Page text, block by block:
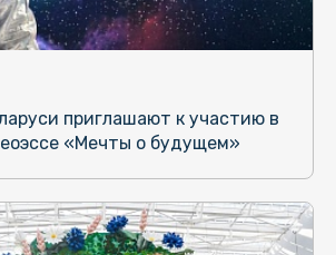
приглашают к участию в
«Мечты о будущем»